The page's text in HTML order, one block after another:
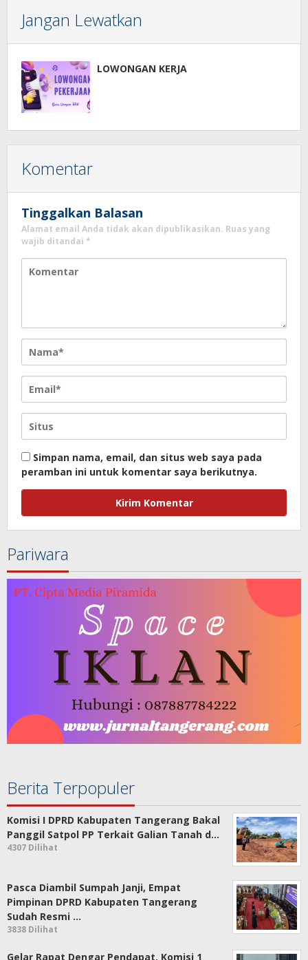
Jangan Lewatkan
LOWONGAN KERJA
Komentar
Tinggalkan Balasan
Alamat email Anda tidak akan dipublikasikan. Ruas yang
wajib ditandai *
Simpan nama, email, dan situs web saya pada
peramban ini untuk komentar saya berikutnya.
Pariwara
Berita Terpopuler
Komisi I DPRD Kabupaten Tangerang Bakal
Panggil Satpol PP Terkait Galian Tanah d…
4307 Dilihat
Pasca Diambil Sumpah Janji, Empat
Pimpinan DPRD Kabupaten Tangerang
Sudah Resmi …
3838 Dilihat
Gelar Rapat Dengar Pendapat, Komisi 1